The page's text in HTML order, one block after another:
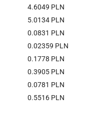
4.6049 PLN
5.0134 PLN
0.0831 PLN
0.02359 PLN
0.1778 PLN
0.3905 PLN
0.0781 PLN
0.5516 PLN